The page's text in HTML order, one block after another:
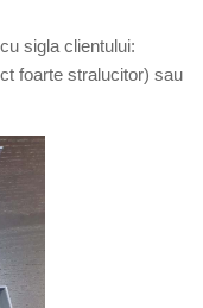
sigla clientului:
foarte stralucitor) sau